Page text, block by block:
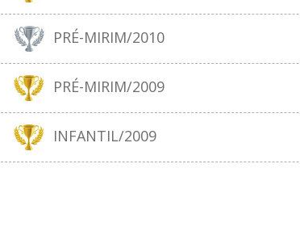
PRÉ-MIRIM/2010
PRÉ-MIRIM/2009
INFANTIL/2009